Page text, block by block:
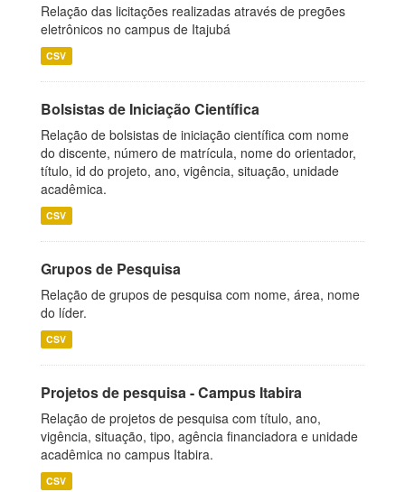
Relação das licitações realizadas através de pregões
eletrônicos no campus de Itajubá
CSV
Bolsistas de Iniciação Científica
Relação de bolsistas de iniciação científica com nome
do discente, número de matrícula, nome do orientador,
título, id do projeto, ano, vigência, situação, unidade
acadêmica.
CSV
Grupos de Pesquisa
Relação de grupos de pesquisa com nome, área, nome
do líder.
CSV
Projetos de pesquisa - Campus Itabira
Relação de projetos de pesquisa com título, ano,
vigência, situação, tipo, agência financiadora e unidade
acadêmica no campus Itabira.
CSV